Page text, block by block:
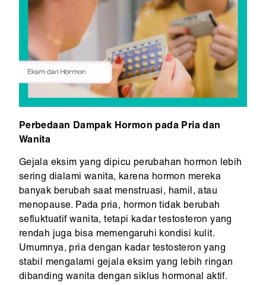
Perbedaan Dampak Hormon pada Pria dan
Wanita
Gejala eksim yang dipicu perubahan hormon lebih
sering dialami wanita, karena hormon mereka
banyak berubah saat menstruasi, hamil, atau
menopause. Pada pria, hormon tidak berubah
sefluktuatif wanita, tetapi kadar testosteron yang
rendah juga bisa memengaruhi kondisi kulit.
Umumnya, pria dengan kadar testosteron yang
stabil mengalami gejala eksim yang lebih ringan
dibanding wanita dengan siklus hormonal aktif.